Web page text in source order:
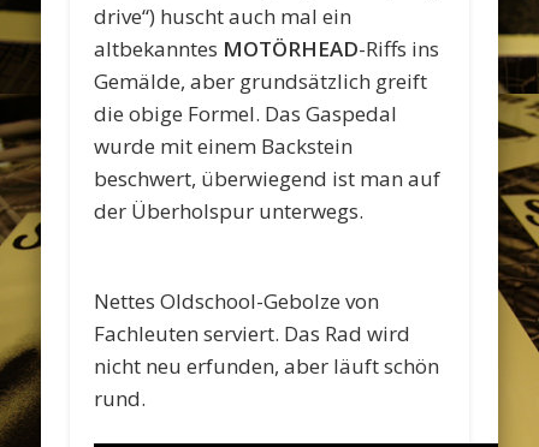
drive“) huscht auch mal ein
altbekanntes MOTÖRHEAD-Riffs ins
Gemälde, aber grundsätzlich greift
die obige Formel. Das Gaspedal
wurde mit einem Backstein
beschwert, überwiegend ist man auf
der Überholspur unterwegs.
Nettes Oldschool-Gebolze von
Fachleuten serviert. Das Rad wird
nicht neu erfunden, aber läuft schön
rund.